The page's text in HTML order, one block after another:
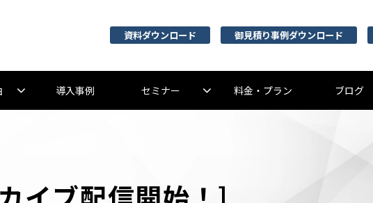
資料ダウンロード 御見積り事例ダウンロード
導入事例 セミナー 料金・プラン ブログ